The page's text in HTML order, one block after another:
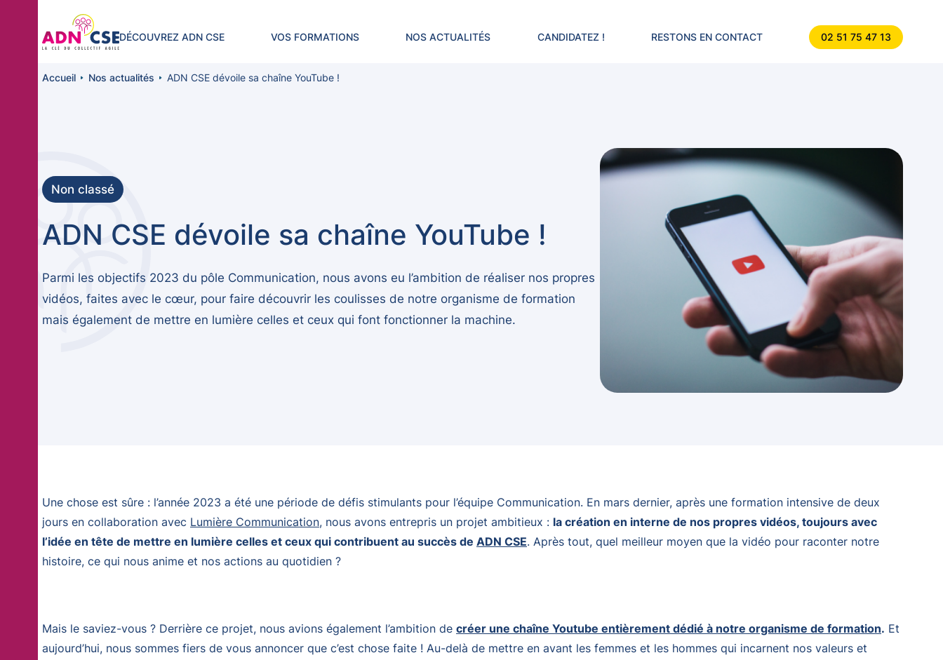
DÉCOUVREZ ADN CSE VOS FORMATIONS NOS ACTUALITÉS CANDIDATEZ ! RESTONS EN CONTACT 02 51 75 47 13
Accueil Nos actualités ADN CSE dévoile sa chaîne YouTube !
Non classé
ADN CSE dévoile sa chaîne YouTube !
Parmi les objectifs 2023 du pôle Communication, nous avons eu l’ambition de réaliser nos propres
vidéos, faites avec le cœur, pour faire découvrir les coulisses de notre organisme de formation
mais également de mettre en lumière celles et ceux qui font fonctionner la machine.
Une chose est sûre : l’année 2023 a été une période de défis stimulants pour l’équipe Communication. En mars dernier, après une formation intensive de deux
jours en collaboration avec Lumière Communication, nous avons entrepris un projet ambitieux : la création en interne de nos propres vidéos, toujours avec
l’idée en tête de mettre en lumière celles et ceux qui contribuent au succès de ADN CSE. Après tout, quel meilleur moyen que la vidéo pour raconter notre
histoire, ce qui nous anime et nos actions au quotidien ?
Mais le saviez-vous ? Derrière ce projet, nous avions également l’ambition de créer une chaîne Youtube entièrement dédié à notre organisme de formation. Et
aujourd’hui, nous sommes fiers de vous annoncer que c’est chose faite ! Au-delà de mettre en avant les femmes et les hommes qui incarnent nos valeurs et